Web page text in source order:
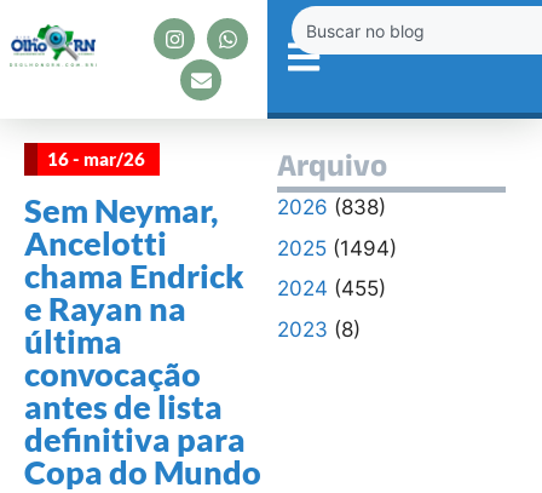
16 - mar/26
Sem Neymar,
Ancelotti
chama Endrick
e Rayan na
última
convocação
antes de lista
definitiva para
Copa do Mundo
Arquivo
2026 (838)
2025(1494)
2024 (455)
2023 (8)